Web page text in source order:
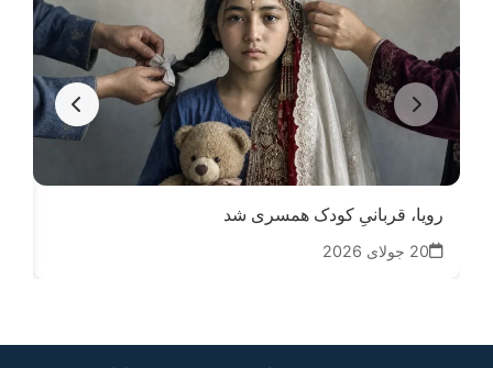
رویا، قربانیِ کودک همسری شد
20 جولای 2026